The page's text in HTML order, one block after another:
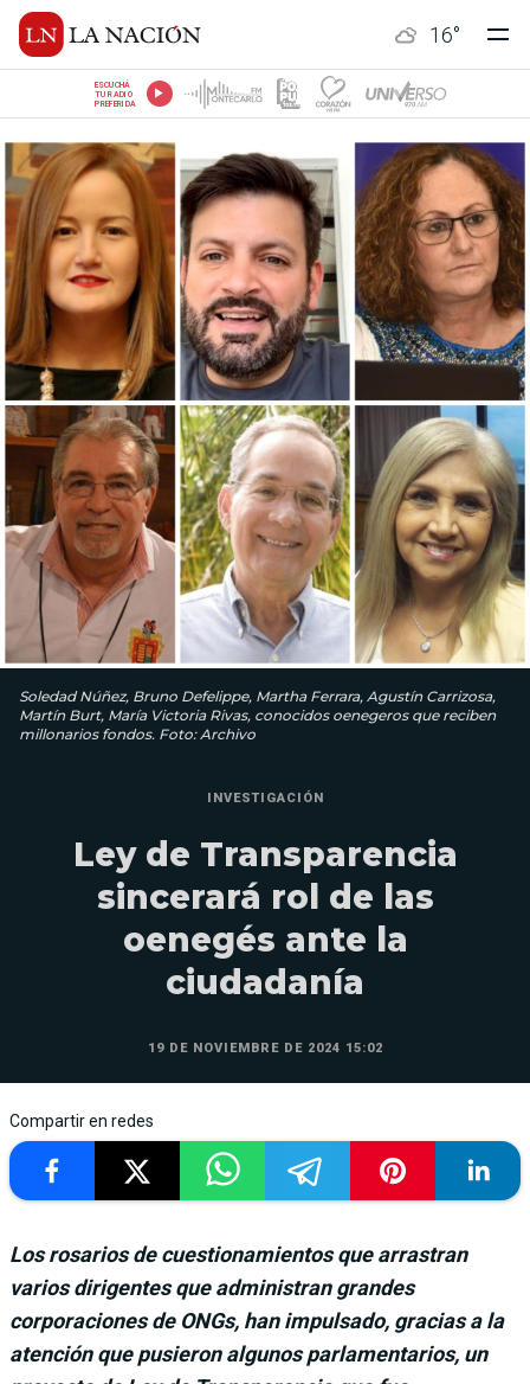
16°
ESCUCHÁ
TU RADIO
PREFERIDA
Soledad Núñez, Bruno Defelippe, Martha Ferrara, Agustín Carrizosa,
Martín Burt, María Victoria Rivas, conocidos oenegeros que reciben
millonarios fondos. Foto: Archivo
INVESTIGACIÓN
Ley de Transparencia
sincerará rol de las
oenegés ante la
ciudadanía
19 DE NOVIEMBRE DE 2024 15:02
Compartir en redes
Los rosarios de cuestionamientos que arrastran
varios dirigentes que administran grandes
corporaciones de ONGs, han impulsado, gracias a la
atención que pusieron algunos parlamentarios, un